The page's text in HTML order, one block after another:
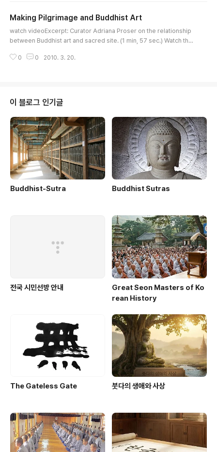
浮石寺 www.pusoksa.orgSeven ancient Korean
mountain temples, which typify the way Buddhis
m in the country has merged with Indigenous be
Making Pilgrimage and Buddhist Art
watch videoExcerpt: Curator Adriana Proser on the relationship
between Buddhist art and sacred site. (1 min, 57 sec.) Watch the
rt' Symposium, 4/17: The Art of PilgrimageNEW YORK, March 15,
0 0 2010. 3. 20.
이 블로그 인기글
Buddhist-Sutra Buddhist Sutras
전국 시민선방 안내
Great Seon Masters of Ko
rean History
The Gateless Gate 붓다의 생애와 사상